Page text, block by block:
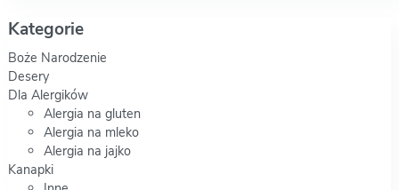
Kategorie
Boże Narodzenie
Desery
Dla Alergików
Alergia na gluten
Alergia na mleko
Alergia na jajko
Kanapki